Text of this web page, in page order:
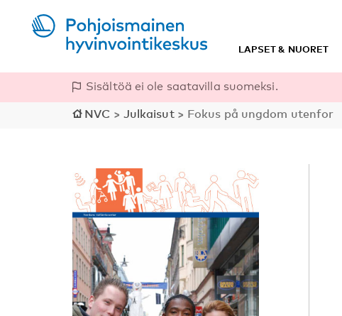
LAPSET & NUORET
Sisältöä ei ole saatavilla suomeksi.
NVC > Julkaisut> Fokus på ungdom utenfor